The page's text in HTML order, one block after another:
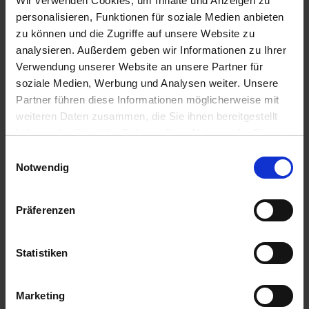
personalisieren, Funktionen für soziale Medien anbieten
zu können und die Zugriffe auf unsere Website zu
analysieren. Außerdem geben wir Informationen zu Ihrer
Verwendung unserer Website an unsere Partner für
soziale Medien, Werbung und Analysen weiter. Unsere
Partner führen diese Informationen möglicherweise mit
weiteren Daten zusammen, die Sie ihnen bereitgestellt
haben oder die sie im Rahmen Ihrer Nutzung der Dienste
Notwendig
Präferenzen
Statistiken
Marketing
10,04 € / St
IN DEN
WARENKORB
5,13 € / St
IN DEN
WARENKORB
Anmelden für Ihren persönlichen Preis
1,84 € / St
Lieferung voraussichtlich ab Dienstag, 11. August 2026